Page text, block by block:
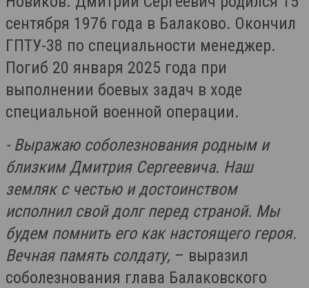
сентября 1976 года в Балаково. Окончил
ГПТУ-38 по специальности менеджер.
Погиб 20 января 2025 года при
выполнении боевых задач в ходе
специальной военной операции.
- Выражаю соболезнования родным и
близким Дмитрия Сергеевича. Наш
земляк с честью и достоинством
исполнил свой долг перед страной. Мы
будем помнить его как настоящего героя.
Вечная память солдату, – выразил
соболезнования глава Балаковского